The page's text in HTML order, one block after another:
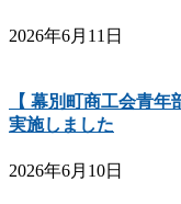
2026年6月11日
【 幕別町商工会青
実施しました
2026年6月10日